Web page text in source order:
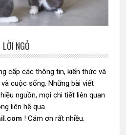
LỜI NGỎ
cấp các thông tin, kiến thức và
cuộc sống. Những bài viết
nguồn, mọi chi tiết liên quan
liên hệ qua
! Cám ơn rất nhiều.